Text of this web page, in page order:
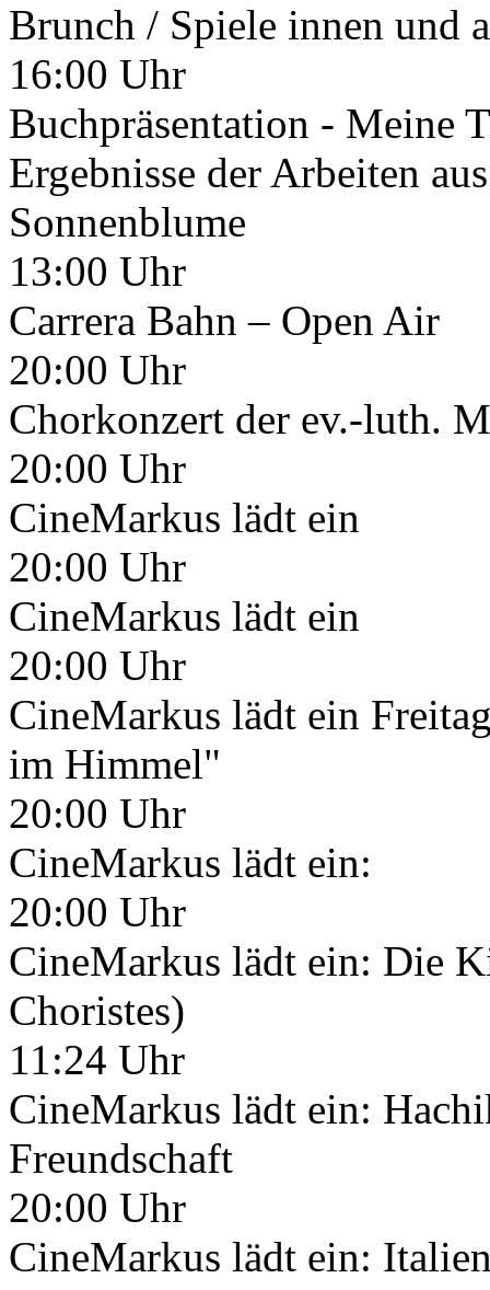
Brunch / Spiele innen und
16:00 Uhr
Buchpräsentation - Meine
Ergebnisse der Arbeiten
Sonnenblume
13:00 Uhr
Carrera Bahn – Open Air
20:00 Uhr
Chorkonzert der ev.-luth.
20:00 Uhr
CineMarkus lädt ein
20:00 Uhr
CineMarkus lädt ein
20:00 Uhr
CineMarkus lädt ein
im Himmel"
20:00 Uhr
CineMarkus lädt ein:
20:00 Uhr
CineMarkus lädt ein: Die
Choristes)
11:24 Uhr
CineMarkus lädt ein:
Freundschaft
20:00 Uhr
CineMarkus lädt ein: